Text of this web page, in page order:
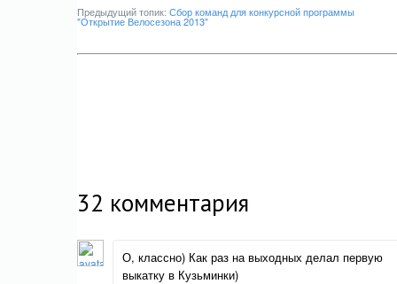
Предыдущий топик: Сбор команд для конкурсной программы
"Открытие Велосезона 2013"
32 комментария
О, классно) Как раз на выходных делал первую
выкатку в Кузьминки)